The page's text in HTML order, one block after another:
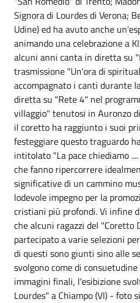
Signora di Lourdes di Verona;
Udine) ed ha avuto anche
animando una celebrazione a
alcuni anni canta in diretta su
trasmissione "Un'ora di
accompagnato i canti durante
diretta su "Rete 4" nel
villaggio" tenutosi in Auronzo
il coretto ha raggiunto i suoi
festeggiare questo traguardo
intitolato "La pace chiediamo
che fanno ripercorrere
significative di un cammino
lodevole impegno per la
cristiani più profondi. Vi infine
che alcuni ragazzi del "Coretto
partecipato a varie selezioni
di questi sono giunti sino alle
svolgono come di
immagini finali, l'esibizione
Lourdes" a Chiampo (VI) - foto